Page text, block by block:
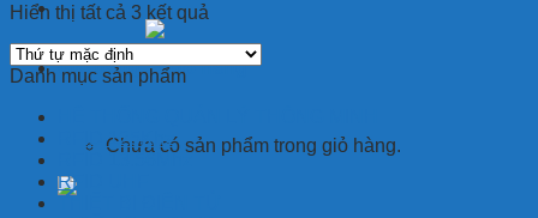
Giỏ hàng
Chưa có sản phẩm trong giỏ hàng.
Hiển thị tất cả 3 kết quả
Danh mục sản phẩm
RFID 125Khz
RFID UHF